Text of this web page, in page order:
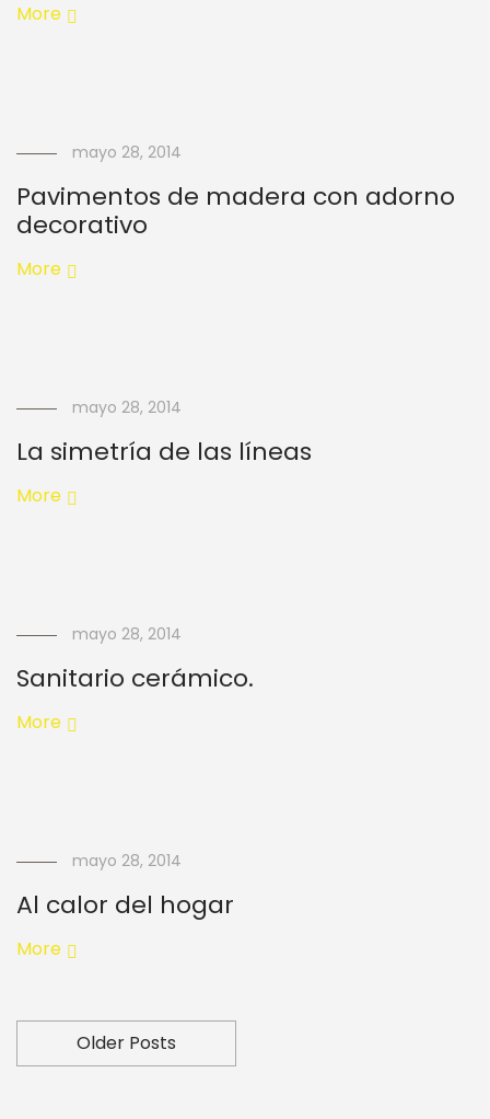
More
mayo 28, 2014
Pavimentos de madera con adorno
decorativo
More
mayo 28, 2014
La simetría de las líneas
More
mayo 28, 2014
Sanitario cerámico.
More
mayo 28, 2014
Al calor del hogar
More
Older Posts